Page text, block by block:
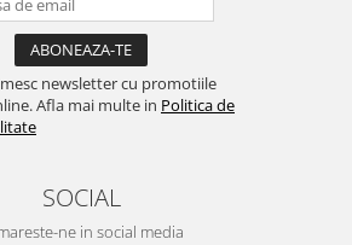
newsletter cu promotiile
Afla mai multe in Politica de
SOCIAL
ne in social media